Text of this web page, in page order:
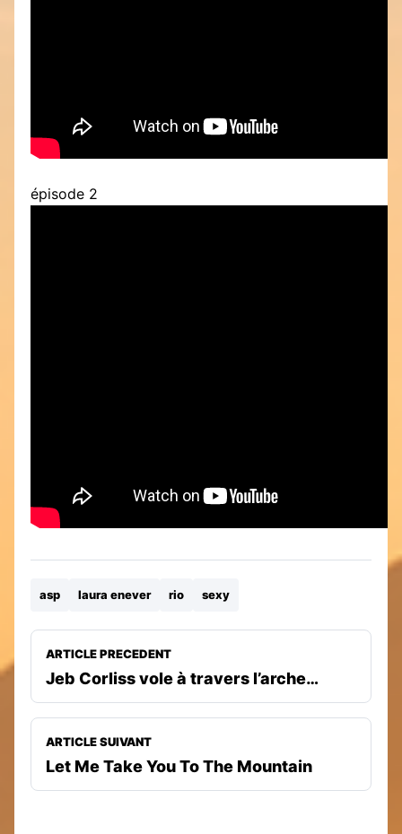
épisode 2
asp laura enever rio sexy
ARTICLE PRECEDENT
Jeb Corliss vole à travers l’arche…
ARTICLE SUIVANT
Let Me Take You To The Mountain